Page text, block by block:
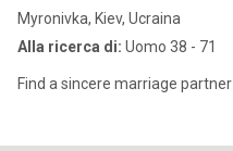
Myronivka, Kiev, Ucraina
Alla ricerca di: Uomo 38 - 71
Find a sincere marriage partner